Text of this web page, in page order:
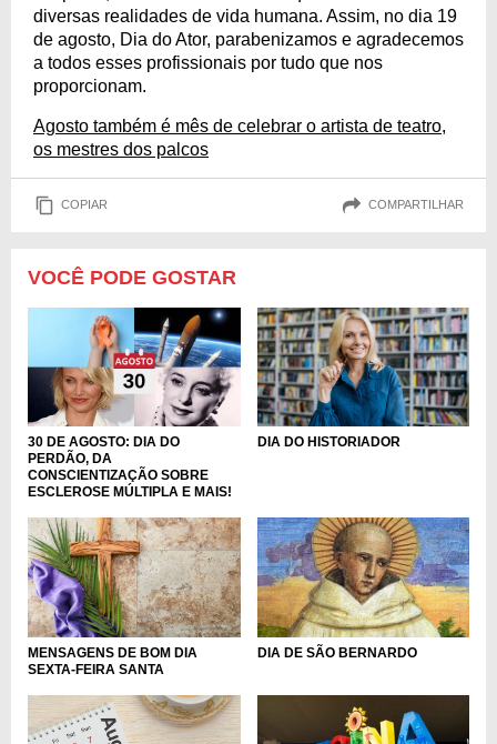
diversas realidades de vida humana. Assim, no dia 19
de agosto, Dia do Ator, parabenizamos e agradecemos
a todos esses profissionais por tudo que nos
proporcionam.
Agosto também é mês de celebrar o artista de teatro,
os mestres dos palcos
COPIAR COMPARTILHAR
VOCÊ PODE GOSTAR
30 DE AGOSTO: DIA DO
PERDÃO, DA
CONSCIENTIZAÇÃO SOBRE
ESCLEROSE MÚLTIPLA E MAIS!
DIA DO HISTORIADOR
MENSAGENS DE BOM DIA
SEXTA-FEIRA SANTA
DIA DE SÃO BERNARDO